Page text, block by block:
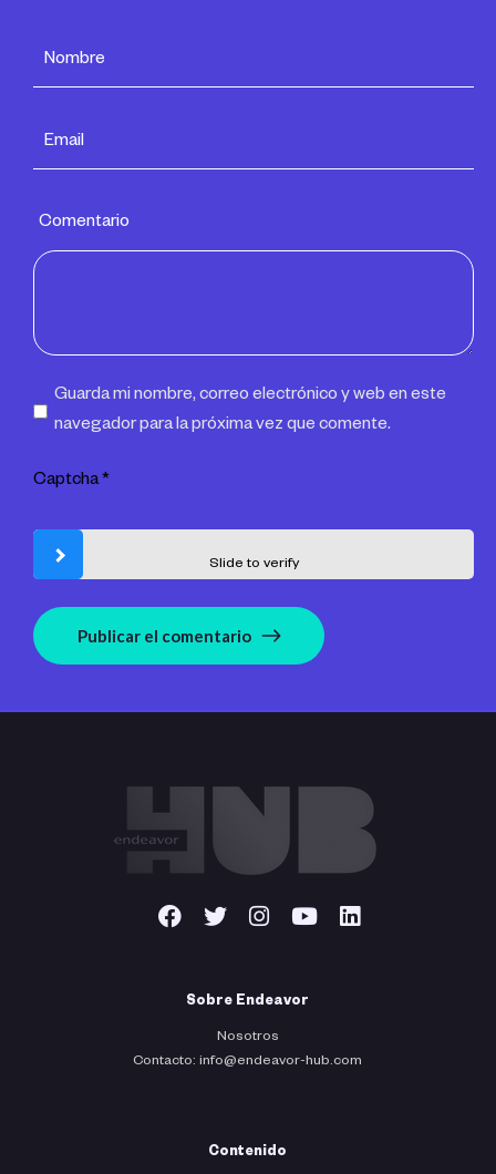
Comentario
Guarda mi nombre, correo electrónico y web en este
navegador para la próxima vez que comente.
Captcha*
Slide to verify
Publicar el comentario
Sobre Endeavor
Nosotros
Contacto: info@endeavor-hub.com
Contenido